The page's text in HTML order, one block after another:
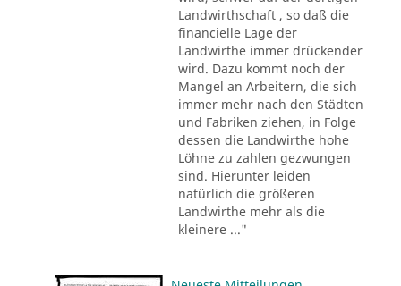
Landwirthschaft , so daß die
financielle Lage der
Landwirthe immer drückender
wird. Dazu kommt noch der
Mangel an Arbeitern, die sich
immer mehr nach den Städten
und Fabriken ziehen, in Folge
dessen die Landwirthe hohe
Löhne zu zahlen gezwungen
sind. Hierunter leiden
natürlich die größeren
Landwirthe mehr als die
kleinere ..."